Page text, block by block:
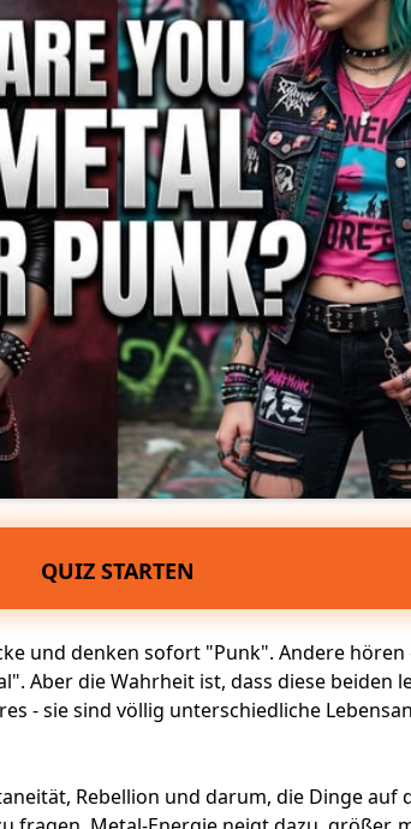
QUIZ STARTEN
und denken sofort "Punk". Andere hören
". Aber die Wahrheit ist, dass diese beiden
- sie sind völlig unterschiedliche
Rebellion und darum, die Dinge auf